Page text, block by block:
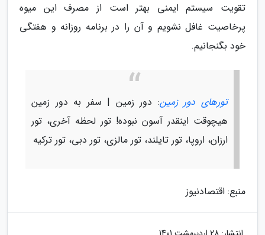
تقویت سیستم ایمنی بهتر است از مصرف این میوه
پرخاصیت غافل نشویم و آن را در برنامه روزانه و هفتگی
خود بگنجانیم.
تورهای دور زمین: دور زمین | سفر به دور زمین
هیچوقت اینقدر آسون نبوده! تور لحظه آخری، تور
ارزان، اروپا، تور تایلند، تور مالزی، تور دبی، تور ترکیه
منبع: اقتصادنیوز